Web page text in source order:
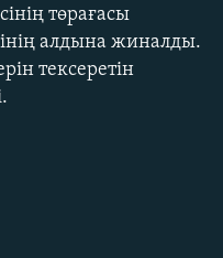
төрағасы
алдына жиналды.
тексеретін